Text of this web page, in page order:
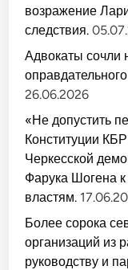
возражение
следствия.
Адвокаты сочли
26.06.2026
«Не допустить
Конституции
Черкесской
Фарука Шогена
властям.
Более сорока
организаций из
руководству и